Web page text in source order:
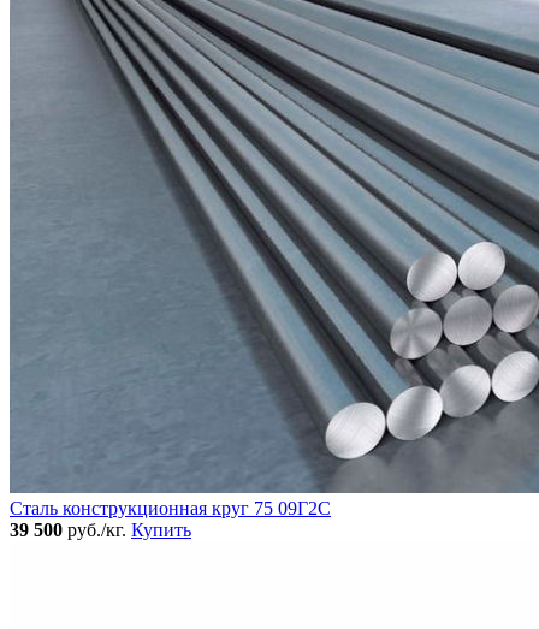
Сталь конструкционная круг 75 09Г2С
39 500 руб./кг. Купить